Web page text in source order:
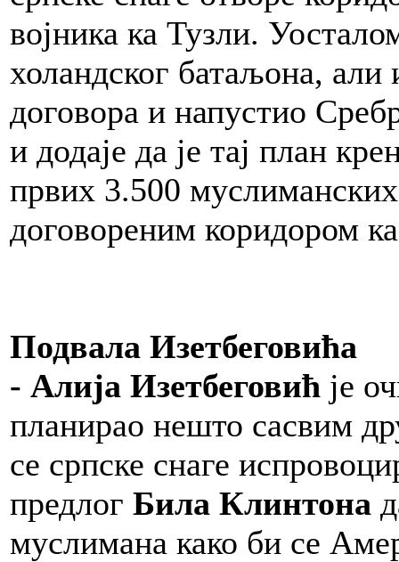
војника ка Тузли.
холандског батаљона,
договора и напустио
и додаје да је тај план
првих 3.500
договореним коридором
Подвала Изетбеговића
- Алија Изетбеговић је
планирао нешто сасвим
се српске снаге
предлог Била Клинтона
муслимана како би се